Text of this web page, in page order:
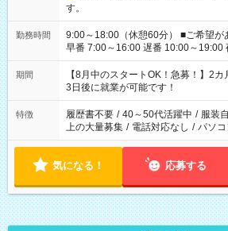
す。
勤務時間
9:00～18:00（休憩60分） ■ご希望があれば下記シフトもOK！
早番 7:00～16:00 遅番 10:00～19:00 夜勤
と休みを合わせたい」 「余裕を持っ
「できれば残業はしたくない」 など
ね。 ※Wワーク希望の方へ 今ご覧のお仕事で希望する勤務時間
と、もう1つのお仕事の勤務時間。
合は応募できません。
期間
【8月中のスタートOK！急募！】2
3日後に就業が可能です！
特徴 履歴書不要 / 40～50代活躍中 / 服装
上の大量募集 / 電話対応なし / パソ
気になる！ 応募する